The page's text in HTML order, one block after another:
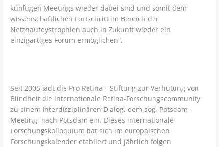
künftigen Meetings wieder dabei sind und somit dem
wissenschaftlichen Fortschritt im Bereich der
Netzhautdystrophien auch in Zukunft wieder ein
einzigartiges Forum ermöglichen“.
Seit 2005 lädt die Pro Retina – Stiftung zur Verhütung von
Blindheit die internationale Retina-Forschungscommunity
zu einem interdisziplinären Dialog, dem sog. Potsdam-
Meeting, nach Potsdam ein. Dieses internationale
Forschungskolloquium hat sich im europäischen
Forschungskalender etabliert und jährlich folgen